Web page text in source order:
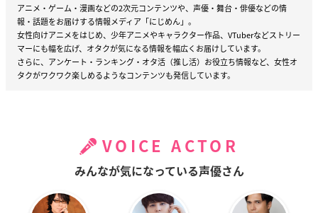
アニメ・ゲーム・漫画などの2次元コンテンツや、声優・舞台・俳優などの情
報・話題をお届けする情報メディア「にじめん」。
女性向けアニメをはじめ、少年アニメやキャラクター作品、VTuberなどストリー
マーにも幅を広げ、オタクが気になる情報を幅広くお届けしています。
さらに、アンケート・ランキング・オタ活（推し活）お役立ち情報など、女性オ
タクがワクワク楽しめるようなコンテンツも発信しています。
VOICE ACTOR
みんなが気になっている声優さん